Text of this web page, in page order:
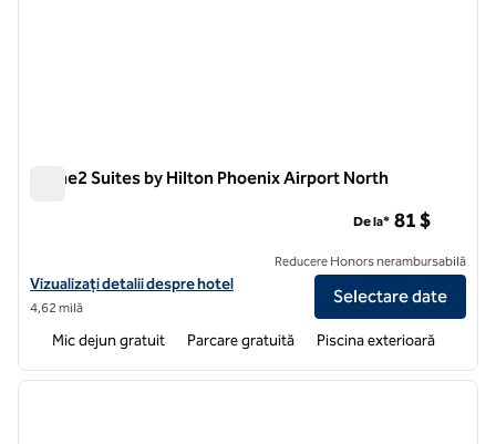
Home2 Suites by Hilton Phoenix Airport North
Vizualizați detaliile hotelului pentru Home2 Suites by Hilton Phoenix
Vizualizați detalii despre hotel
4,62 milă
De la* 81 $
Reducere Honors nerambursabilă
Selectare date
Mic dejun gratuit Parcare gratuită Piscina exterioară
1 din 12